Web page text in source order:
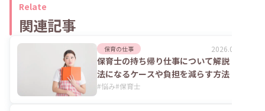
Relate
関連記事
保育の仕事 2026.04.16
保育士の持ち帰り仕事について解説！違
法になるケースや負担を減らす方法
#悩み#保育士